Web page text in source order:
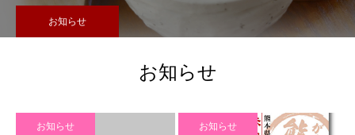
お知らせ
お知らせ
お知らせ お知らせ